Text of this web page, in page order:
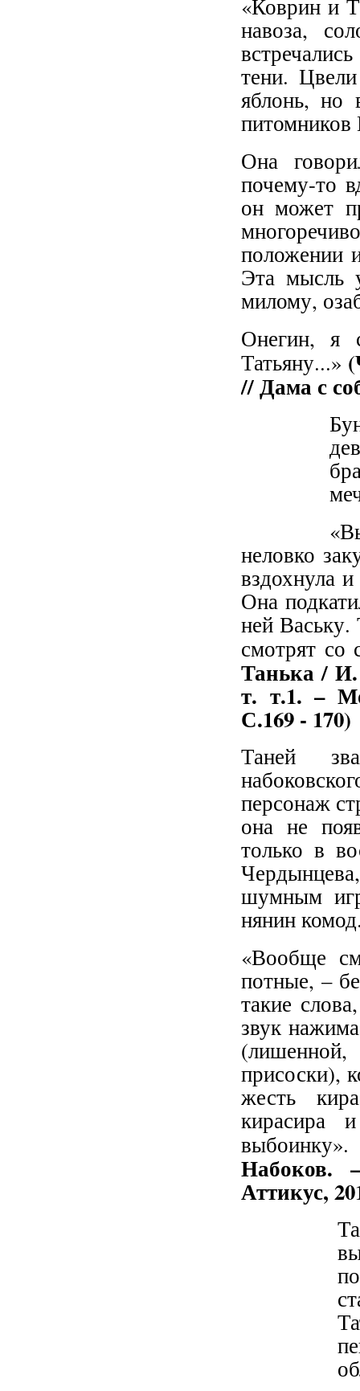
«Коврин и
навоза,
тени.
яблонь, но
Она
почему-то
он может
положении
Эта мысль
милому,
Онегин, я
Татьяну...»
// Дама с
неловко
вздохнула
Она
ней Ваську.
смотрят со
Танька /
т. т.1. –
С.169 - 170)
Таней
персонаж
она не
только в
шумным
нянин
«Вообще
потные, –
такие
звук
(лишенной,
присоски),
жесть
кирасира
выбоинку».
Набоков.
Аттикус,